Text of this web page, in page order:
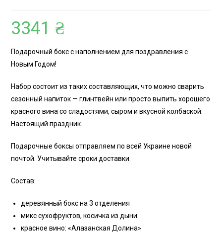
3341₴
Подарочный бокс с наполнением для поздравления с
Новым Годом!
Набор состоит из таких составляющих, что можно сварить
сезонный напиток — глинтвейн или просто выпить хорошего
красного вина со сладостями, сыром и вкусной колбаской.
Настоящий праздник.
Подарочные боксы отправляем по всей Украине новой
почтой. Учитывайте сроки доставки.
Состав:
деревянный бокс на 3 отделения
микс сухофруктов, косичка из дыни
красное вино: «Алазанская Долина»